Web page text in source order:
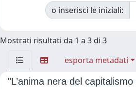
o inserisci le iniziali:
Mostrati risultati da 1 a 3 di 3
esporta metadati
"L’anima nera del